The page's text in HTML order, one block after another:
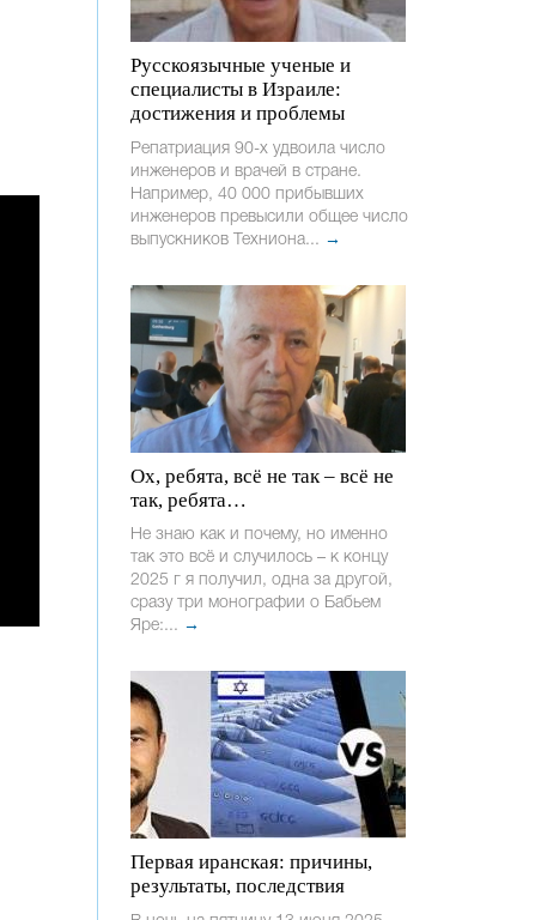
Русскоязычные ученые и
специалисты в Израиле:
достижения и проблемы
Репатриация 90-х удвоила число
инженеров и врачей в стране.
Например, 40 000 прибывших
инженеров превысили общее число
выпускников Техниона... →
Ох, ребята, всё не так – всё не
так, ребята…
Не знаю как и почему, но именно
так это всё и случилось – к концу
2025 г я получил, одна за другой,
сразу три монографии о Бабьем
Яре:... →
Первая иранская: причины,
результаты, последствия